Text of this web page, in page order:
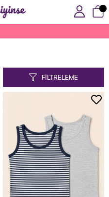
FILTRELEME